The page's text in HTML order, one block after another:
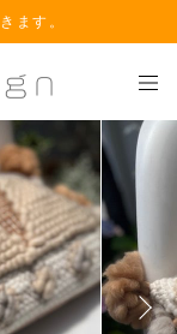
ます。